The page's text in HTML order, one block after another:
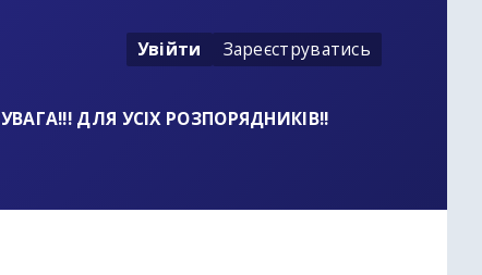
Увійти Зареєструватись
УВАГА!!! ДЛЯ УСІХ РОЗПОРЯДНИКІВ!!